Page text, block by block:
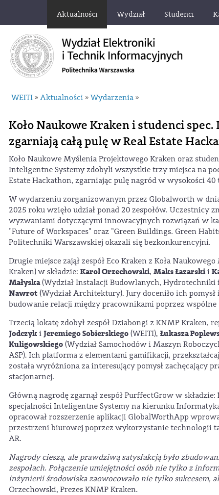
Aktualności Wydział Studenci
WEITI » Aktualności » Wydarzenia »
Koło Naukowe Kraken i studenci
zgarniają całą pulę w Real Estate
Koło Naukowe Myślenia Projektowego Kraken oraz
Inteligentne Systemy zdobyli wszystkie trzy miejsca na
Estate Hackathon, zgarniając pulę nagród w wysokości 40
W wydarzeniu zorganizowanym przez Globalworth w
2025 roku wzięło udział ponad 20 zespołów. Uczestnicy
wyzwaniami dotyczącymi innowacyjnych rozwiązań w
"Future of Workspaces" oraz "Green Buildings. Green
Politechniki Warszawskiej okazali się bezkonkurencyjni.
Drugie miejsce zajął zespół Eco Kraken z Koła
Kraken) w składzie: Karol Orzechowski, Maks Łazarski i
Małyska(Wydział Instalacji Budowlanych,
Nawrot (Wydział Architektury). Jury doceniło ich
budowanie relacji między pracownikami poprzez
Trzecią lokatę zdobył zespół Dziabongi z KNMP Kraken,
Jodczyk i Jeremiego Sobierskiego (WEITI), Łukasza
Kuligowskiego (Wydział Samochodów i Maszyn
ASP). Ich platforma z elementami gamifikacji,
została wyróżniona za interesujący pomysł zachęcający
stacjonarnej.
Główną nagrodę zgarnął zespół PurffectGrow w składzie:
specjalności Inteligentne Systemy na kierunku
opracował rozszerzenie aplikacji GlobalWorthApp
przestrzeni biurowej poprzez wykorzystanie technologii
AR.
Nagrody cieszą, ale prawdziwą satysfakcją było
zespołach. Połączenie umiejętności osób nie tylko z
inżynierii środowiska zaowocowało nie tylko sukcesem,
Orzechowski, Prezes KNMP Kraken.